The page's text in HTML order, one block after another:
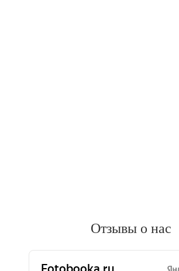
Отзывы о нас